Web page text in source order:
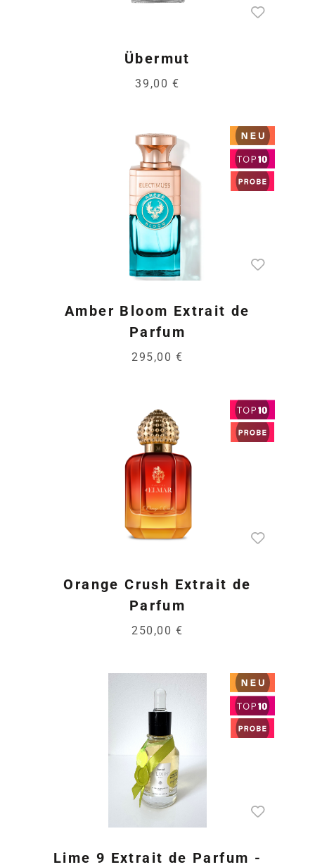
Übermut
39,00 €
Amber Bloom Extrait de
Parfum
295,00 €
Orange Crush Extrait de
Parfum
250,00 €
Lime 9 Extrait de Parfum -